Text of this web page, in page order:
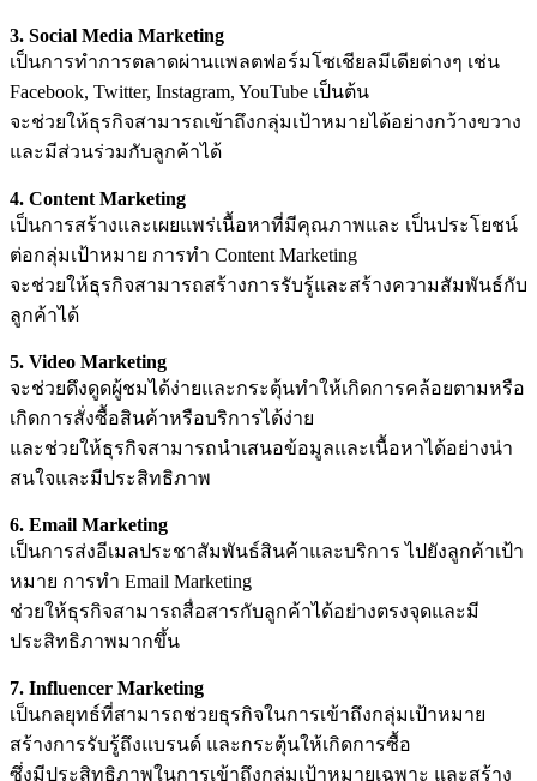
3. Social Media Marketing
เป็นการทำการตลาดผ่านแพลตฟอร์มโซเชียลมีเดียต่างๆ เช่น
Facebook, Twitter, Instagram, YouTube เป็นต้น
จะช่วยให้ธุรกิจสามารถเข้าถึงกลุ่มเป้าหมายได้อย่างกว้างขวาง
และมีส่วนร่วมกับลูกค้าได้
4. Content Marketing
เป็นการสร้างและเผยแพร่เนื้อหาที่มีคุณภาพและ เป็นประโยชน์
ต่อกลุ่มเป้าหมาย การทำ Content Marketing
จะช่วยให้ธุรกิจสามารถสร้างการรับรู้และสร้างความสัมพันธ์กับ
ลูกค้าได้
5. Video Marketing
จะช่วยดึงดูดผู้ชมได้ง่ายและกระตุ้นทำให้เกิดการคล้อยตามหรือ
เกิดการสั่งซื้อสินค้าหรือบริการได้ง่าย
และช่วยให้ธุรกิจสามารถนำเสนอข้อมูลและเนื้อหาได้อย่างน่า
สนใจและมีประสิทธิภาพ
6. Email Marketing
เป็นการส่งอีเมลประชาสัมพันธ์สินค้าและบริการ ไปยังลูกค้าเป้า
หมาย การทำ Email Marketing
ช่วยให้ธุรกิจสามารถสื่อสารกับลูกค้าได้อย่างตรงจุดและมี
ประสิทธิภาพมากขึ้น
7. Influencer Marketing
เป็นกลยุทธ์ที่สามารถช่วยธุรกิจในการเข้าถึงกลุ่มเป้าหมาย
สร้างการรับรู้ถึงแบรนด์ และกระตุ้นให้เกิดการซื้อ
ซึ่งมีประสิทธิภาพในการเข้าถึงกลุ่มเป้าหมายเฉพาะ และสร้าง